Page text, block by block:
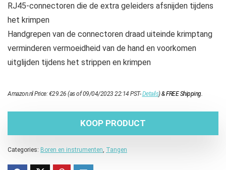
RJ45-connectoren die de extra geleiders afsnijden tijdens
het krimpen
Handgrepen van de connectoren draad uiteinde krimptang
verminderen vermoeidheid van de hand en voorkomen
uitglijden tijdens het strippen en krimpen
Amazon.nl Price:€29.26 (as of 09/04/2023 22:14 PST-Details)&FREE Shipping.
KOOP PRODUCT
Categories: Boren en instrumenten Tangen